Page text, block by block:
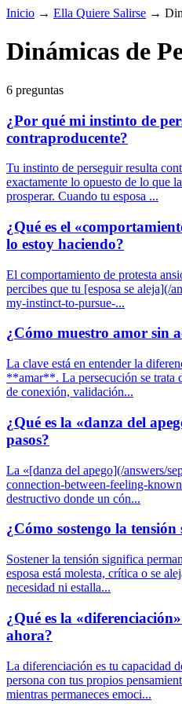
Inicio → Ella Quiere Salirse →
Dinámicas de
6 preguntas
¿Por qué mi instinto de
contraproducente?
Tu instinto de perseguir resulta
exactamente lo opuesto de lo que
prosperar. Cuando tu esposa ...
¿Qué es el
lo estoy haciendo?
El comportamiento de protesta
percibes que tu [esposa se aleja](/
my-instinct-to-pursue-...
¿Cómo muestro amor sin
La clave está en entender la
**amar**. La persecución se trata
de conexión, validación...
¿Qué es la «danza del
pasos?
La «[danza del apego](/answers/
connection-between-feeling-
destructivo donde un cón...
¿Cómo sostengo la
Sostener la tensión significa
esposa está molesta, crítica o se
necesidad ni estalla...
¿Qué es la
ahora?
La diferenciación es tu capacidad
persona con tus propios
mientras permaneces emoci...